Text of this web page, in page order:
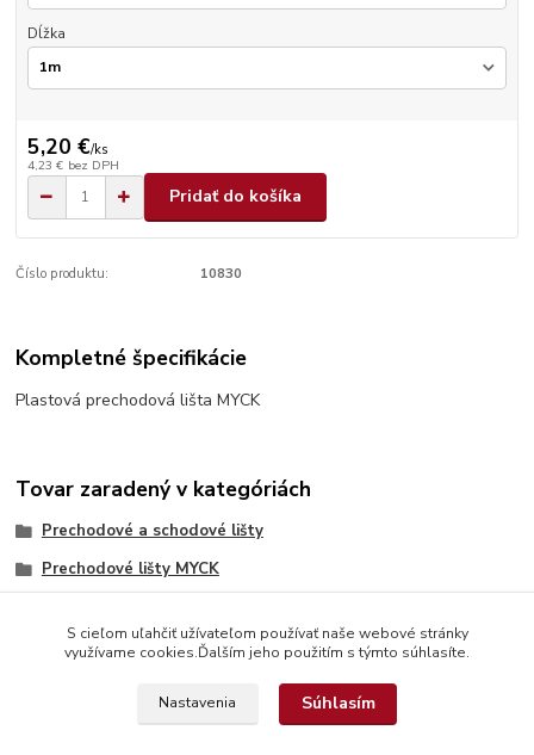
Dĺžka
5,20 €/ks
4,23 € bez DPH
Pridať do košíka
Číslo produktu: 10830
Kompletné špecifikácie
Plastová prechodová lišta MYCK
Tovar zaradený v kategóriách
Prechodové a schodové lišty
Prechodové lišty MYCK
S cieľom uľahčiť užívateľom používať naše webové stránky
využívame cookies.Ďalším jeho použitím s týmto súhlasíte.
Nastavenia Súhlasím